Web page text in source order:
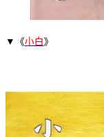
▼《小白 》